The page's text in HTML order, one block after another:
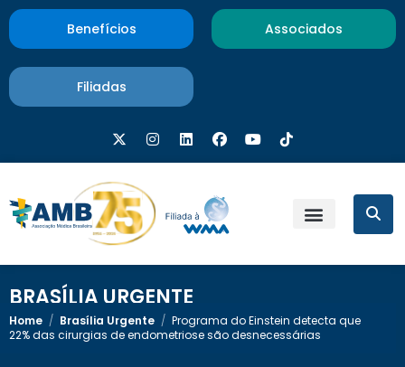
Benefícios Associados
Filiadas
BRASÍLIA URGENTE
Home / Brasília Urgente / Programa do Einstein detecta que
22% das cirurgias de endometriose são desnecessárias